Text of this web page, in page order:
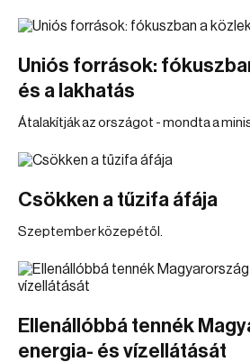
Uniós források:
és a lakhatás
Átalakítják az országot - mondta a
Csökken a tűzifa áfája
Szeptember közepétől.
Ellenállóbbá tennék
energia- és vízellátását